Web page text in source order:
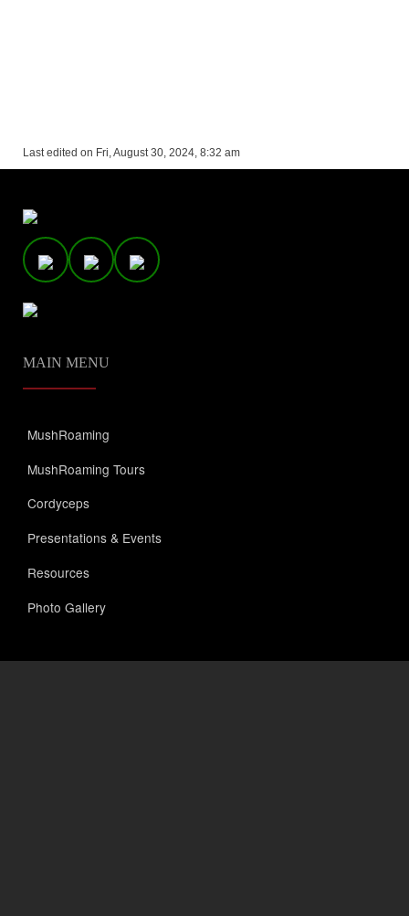
Last edited on Fri, August 30, 2024, 8:32 am
MAIN MENU
MushRoaming
MushRoaming Tours
Cordyceps
Presentations & Events
Resources
Photo Gallery